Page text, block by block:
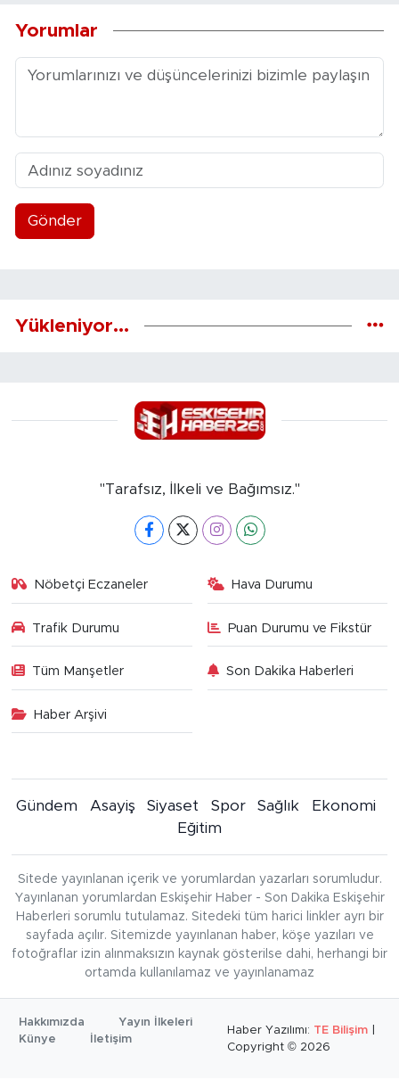
Yorumlar
Gönder
Yükleniyor...
"Tarafsız, İlkeli ve Bağımsız."
Nöbetçi Eczaneler Hava Durumu
Trafik Durumu Puan Durumu ve Fikstür
Tüm Manşetler Son Dakika Haberleri
Haber Arşivi
Gündem Asayiş Siyaset Spor Sağlık
Ekonomi
Eğitim
Sitede yayınlanan içerik ve yorumlardan yazarları sorumludur.
Yayınlanan yorumlardan Eskişehir Haber - Son Dakika Eskişehir
Haberleri sorumlu tutulamaz. Sitedeki tüm harici linkler ayrı bir
sayfada açılır. Sitemizde yayınlanan haber, köşe yazıları ve
fotoğraflar izin alınmaksızın kaynak gösterilse dahi, herhangi bir
ortamda kullanılamaz ve yayınlanamaz
Hakkımızda
Yayın İlkeleri
Künye
İletişim
Haber Yazılımı: TE Bilişim
Copyright © 2026